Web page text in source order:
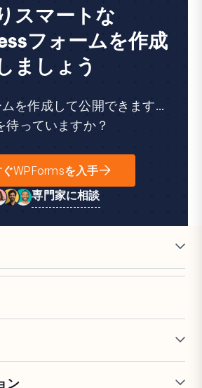
スマートな
フォームを作成
ましょう
を作成して公開できます...
待っていますか？
WPFormsを入手
専門家に相談
アフィリエイト
ン